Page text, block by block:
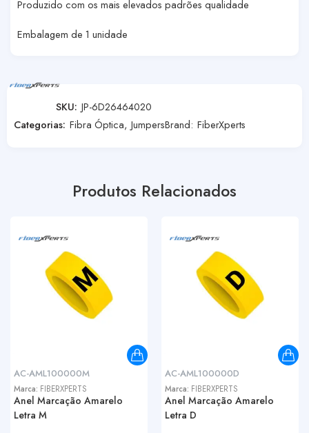
Produzido com os mais elevados padrões qualidade
Embalagem de 1 unidade
SKU: JP-6D26464020
Categorias: Fibra Óptica, JumpersBrand: FiberXperts
Produtos Relacionados
AC-AML100000M
Marca: FIBERXPERTS
Anel Marcação Amarelo
Letra M
AC-AML100000D
Marca: FIBERXPERTS
Anel Marcação Amarelo
Letra D